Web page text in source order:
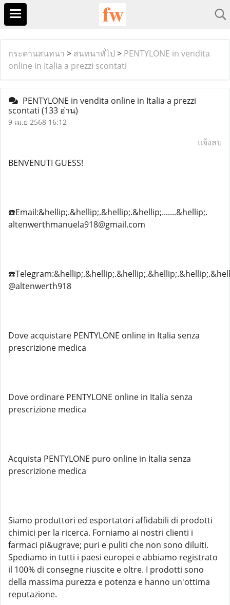
กระดานสนทนา > สนทนาทั่ไป > PENTYLONE in vendita
online in Italia a prezzi scontati
PENTYLONE in vendita online in Italia a prezzi
scontati (133 อ่าน)
9 เม.ย 2568 16:12
แจ้งลบ
BENVENUTI GUESS!
☎️Email:&hellip;.&hellip;.&hellip;.&hellip;.......&hellip;.
altenwerthmanuela918@gmail.com
@altenwerth918
Dove acquistare PENTYLONE online in Italia senza
prescrizione medica
Dove ordinare PENTYLONE online in Italia senza
prescrizione medica
Acquista PENTYLONE puro online in Italia senza
prescrizione medica
Siamo produttori ed esportatori affidabili di prodotti
chimici per la ricerca. Forniamo ai nostri clienti i
farmaci pi&ugrave; puri e puliti che non sono diluiti.
Spediamo in tutti i paesi europei e abbiamo registrato
il 100% di consegne riuscite e oltre. I prodotti sono
della massima purezza e potenza e hanno un'ottima
reputazione.